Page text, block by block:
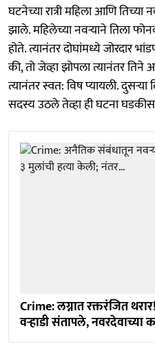
घटनेच्या रात्री महिला आणि
झाले. महिलेच्या नवऱ्याने तिला
होते. त्यानंतर दोघांमध्ये जोरदार
की, तो जेव्हा झोपला त्यानंतर
त्यानंतर स्वत: विष प्यायली.
सदस्य उठले तेव्हा ही घटना
Crime: लग्नात रक्तरंजित
वऱ्हाडी संतापले, नवरदेवाच्या